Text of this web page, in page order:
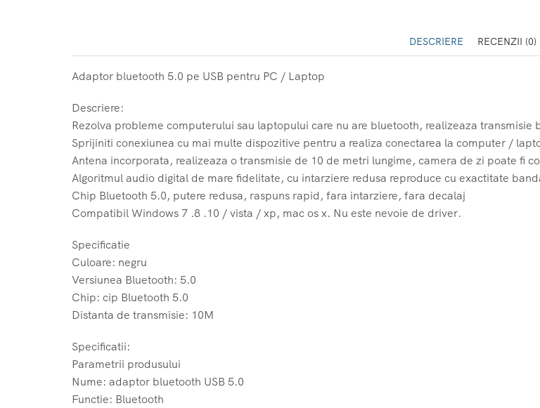
DESCRIERE RECENZII (0)
Adaptor bluetooth 5.0 pe USB pentru PC / Laptop
Descriere:
Rezolva probleme computerului sau laptopului care nu are bluetooth, realizeaza
Sprijiniti conexiunea cu mai multe dispozitive pentru a realiza conectarea la computer /
Antena incorporata, realizeaza o transmisie de 10 de metri lungime, camera de zi poate fi
Algoritmul audio digital de mare fidelitate, cu intarziere redusa reproduce cu exactitate
Chip Bluetooth 5.0, putere redusa, raspuns rapid, fara intarziere, fara decalaj
Compatibil Windows 7 .8 .10 / vista / xp, mac os x. Nu este nevoie de driver.
Specificatie
Culoare: negru
Versiunea Bluetooth: 5.0
Chip: cip Bluetooth 5.0
Distanta de transmisie: 10M
Specificatii:
Parametrii produsului
Nume: adaptor bluetooth USB 5.0
Functie: Bluetooth